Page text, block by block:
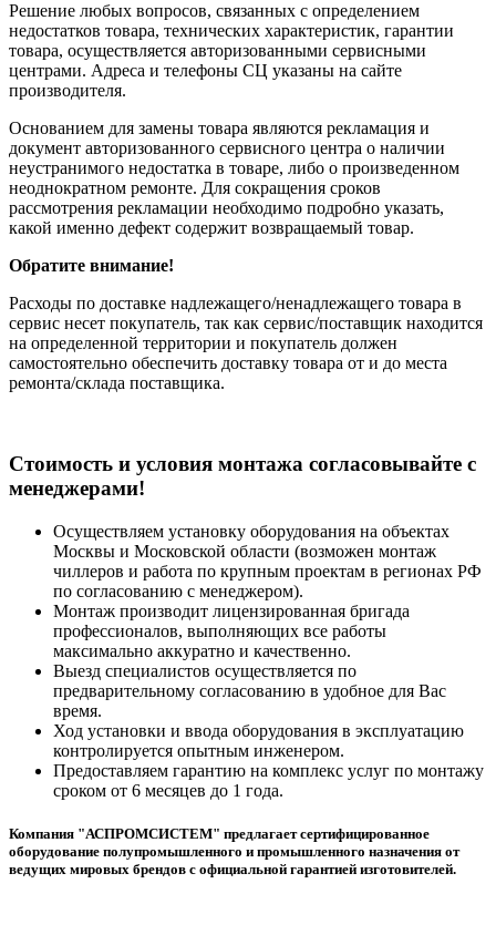
Решение любых вопросов, связанных с определением
недостатков товара, технических характеристик, гарантии
товара, осуществляется авторизованными сервисными
центрами. Адреса и телефоны СЦ указаны на сайте
производителя.
Основанием для замены товара являются рекламация и
документ авторизованного сервисного центра о наличии
неустранимого недостатка в товаре, либо о произведенном
неоднократном ремонте. Для сокращения сроков
рассмотрения рекламации необходимо подробно указать,
какой именно дефект содержит возвращаемый товар.
Обратите внимание!
Расходы по доставке надлежащего/ненадлежащего товара в
сервис несет покупатель, так как сервис/поставщик находится
на определенной территории и покупатель должен
самостоятельно обеспечить доставку товара от и до места
ремонта/склада поставщика.
Cтоимость и условия монтажа согласовывайте с
менеджерами!
Осуществляем установку оборудования на объектах
Москвы и Московской области (возможен монтаж
чиллеров и работа по крупным проектам в регионах РФ
по согласованию с менеджером).
Монтаж производит лицензированная бригада
профессионалов, выполняющих все работы
максимально аккуратно и качественно.
Выезд специалистов осуществляется по
предварительному согласованию в удобное для Вас
время.
Ход установки и ввода оборудования в эксплуатацию
контролируется опытным инженером.
Предоставляем гарантию на комплекс услуг по монтажу
сроком от 6 месяцев до 1 года.
Компания "АСПРОМСИСТЕМ" предлагает сертифицированное
оборудование полупромышленного и промышленного назначения от
ведущих мировых брендов с официальной гарантией изготовителей.